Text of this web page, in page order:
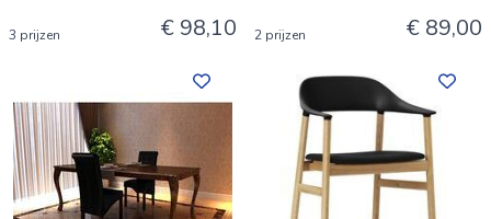
3 prijzen € 98,10 2 prijzen € 89,00